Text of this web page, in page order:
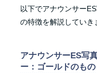
以下でアナウンサー
の特徴を解説していき
アナウンサーES写
ー：ゴールドのもの